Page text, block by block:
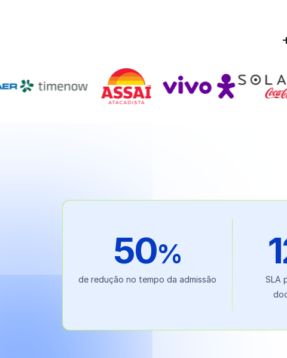
50%
de redução no tempo da admissão
SLA